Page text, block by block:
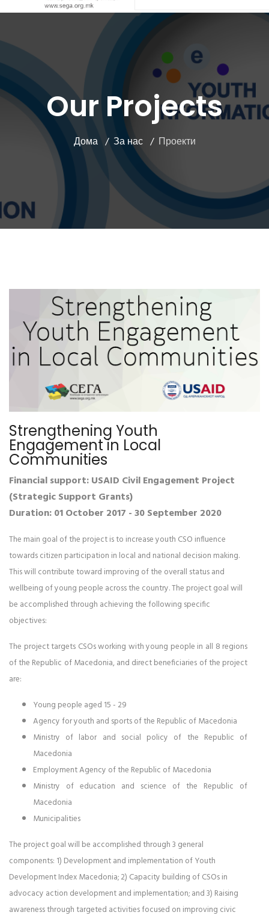
Our Projects
Дома За нас Проекти
Strengthening Youth
Engagement in Local
Communities
Financial support: USAID Civil Engagement Project
(Strategic Support Grants)
Duration: 01 October 2017 - 30 September 2020
The main goal of the project is to increase youth CSO influence
towards citizen participation in local and national decision making.
This will contribute toward improving of the overall status and
wellbeing of young people across the country. The project goal will
be accomplished through achieving the following specific
objectives:
The project targets CSOs working with young people in all 8 regions
of the Republic of Macedonia, and direct beneficiaries of the project
are:
Young people aged 15 - 29
Agency for youth and sports of the Republic of Macedonia
Ministry of labor and social policy of the Republic of
Macedonia
Employment Agency of the Republic of Macedonia
Ministry of education and science of the Republic of
Macedonia
Municipalities
The project goal will be accomplished through 3 general
components: 1) Development and implementation of Youth
Development Index Macedonia; 2) Capacity building of CSOs in
advocacy action development and implementation; and 3) Raising
awareness through targeted activities focused on improving civic